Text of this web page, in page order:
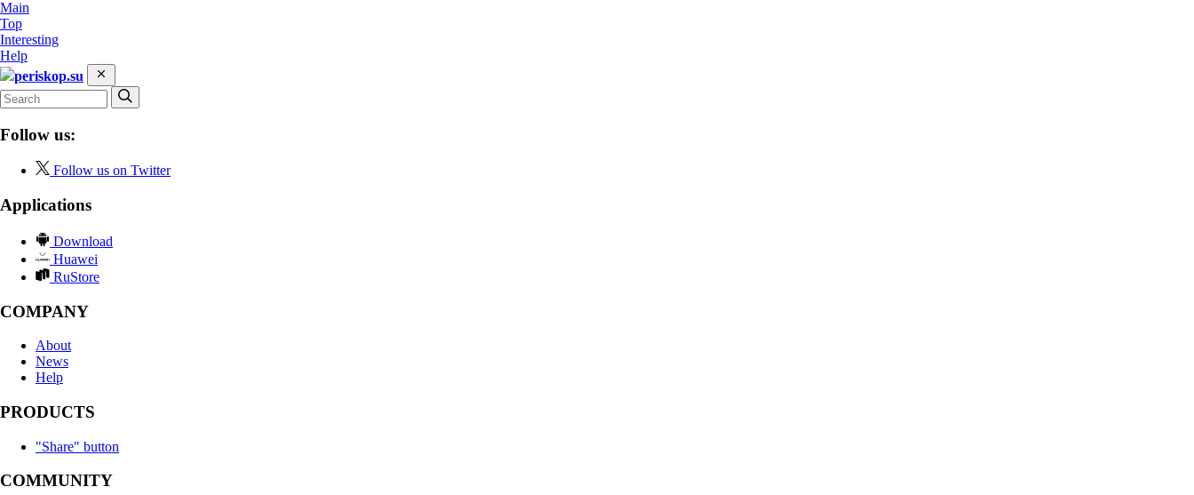
Main
Top
Interesting
Help
periskop.su
Follow us:
Follow us on Twitter
Applications
Download
Huawei
RuStore
COMPANY
About
News
Help
PRODUCTS
"Share" button
COMMUNITY